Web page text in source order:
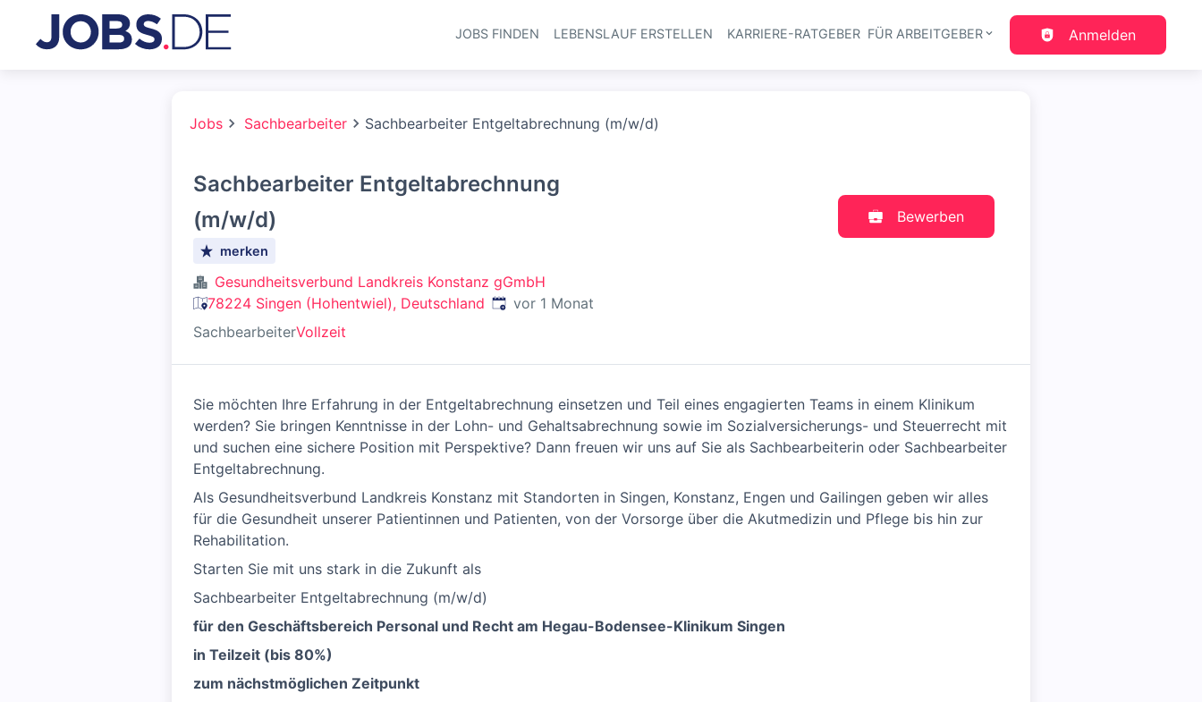
Haupt-Navigation
JOBS FINDEN LEBENSLAUF ERSTELLEN KARRIERE-RATGEBER FÜR ARBEITGEBER Anmelden
Jobs Sachbearbeiter Sachbearbeiter Entgeltabrechnung (m/w/d)
Sachbearbeiter Entgeltabrechnung
(m/w/d)
merken
Gesundheitsverbund Landkreis Konstanz gGmbH
78224 Singen (Hohentwiel), Deutschland Veröffentlicht:
vor 1 Monat
SachbearbeiterVollzeit
Bewerben
Sie möchten Ihre Erfahrung in der Entgeltabrechnung einsetzen und Teil eines engagierten Teams in einem Klinikum
werden? Sie bringen Kenntnisse in der Lohn- und Gehaltsabrechnung sowie im Sozialversicherungs- und Steuerrecht mit
und suchen eine sichere Position mit Perspektive? Dann freuen wir uns auf Sie als Sachbearbeiterin oder Sachbearbeiter
Entgeltabrechnung.
Als Gesundheitsverbund Landkreis Konstanz mit Standorten in Singen, Konstanz, Engen und Gailingen geben wir alles
für die Gesundheit unserer Patientinnen und Patienten, von der Vorsorge über die Akutmedizin und Pflege bis hin zur
Rehabilitation.
Starten Sie mit uns stark in die Zukunft als
Sachbearbeiter Entgeltabrechnung (m/w/d)
für den Geschäftsbereich Personal und Recht am Hegau-Bodensee-Klinikum Singen
in Teilzeit (bis 80%)
zum nächstmöglichen Zeitpunkt